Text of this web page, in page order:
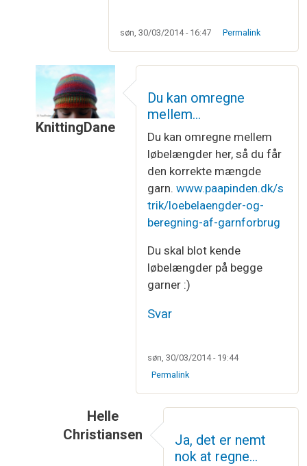
søn, 30/03/2014 - 16:47 Permalink
KnittingDane
Beregning af garnforbrugafHelle
Du kan omregne
mellem…
Du kan omregne mellem
løbelængder her, så du får
den korrekte mængde
garn. www.paapinden.dk/s
trik/loebelaengder-og-
beregning-af-garnforbrug
Du skal blot kende
løbelængder på begge
garner :)
Svar
søn, 30/03/2014 - 19:44
Permalink
Helle
Christiansen
Du kan omregne mellem…
Ja, det er nemt
nok at regne…